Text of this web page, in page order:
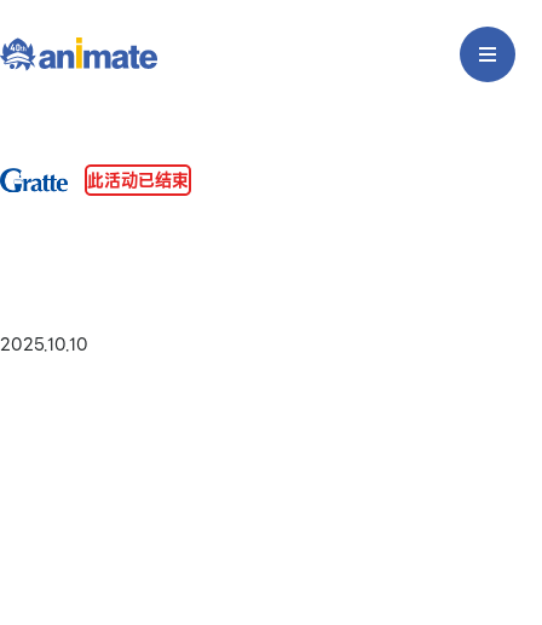
此活动已结束
2025.10.10